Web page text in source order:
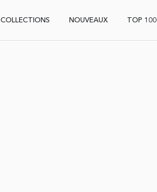
COLLECTIONS NOUVEAUX TOP 100